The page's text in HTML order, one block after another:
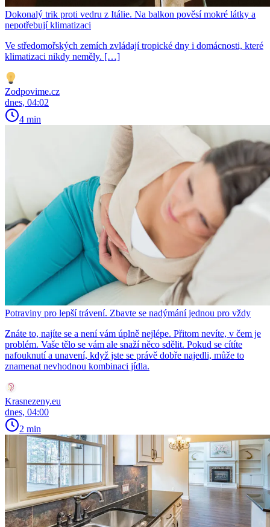
Dokonalý trik proti vedru z Itálie. Na balkon pověsí mokré látky a
nepotřebují klimatizaci
Ve středomořských zemích zvládají tropické dny i domácnosti, které
klimatizaci nikdy neměly. […]
Zodpovime.cz
dnes, 04:02
4 min
Potraviny pro lepší trávení. Zbavte se nadýmání jednou pro vždy
Znáte to, najíte se a není vám úplně nejlépe. Přitom nevíte, v čem je
problém. Vaše tělo se vám ale snaží něco sdělit. Pokud se cítíte
nafouknutí a unavení, když jste se právě dobře najedli, může to
znamenat nevhodnou kombinaci jídla.
Krasnezeny.eu
dnes, 04:00
2 min